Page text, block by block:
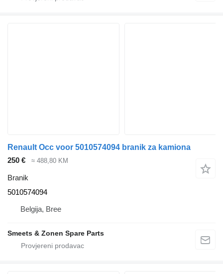
Renault Occ voor 5010574094 branik za kamiona
250 €
≈ 488,80 KM
Branik
5010574094
Belgija, Bree
Smeets & Zonen Spare Parts